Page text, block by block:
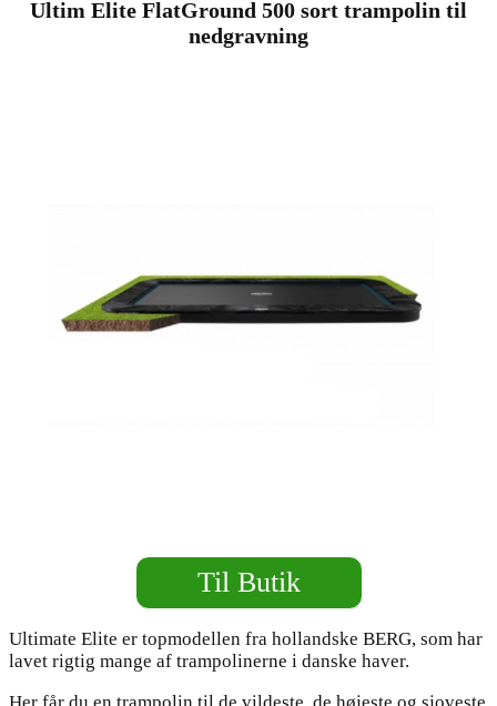
Ultim Elite FlatGround 500 sort trampolin til
nedgravning
Til Butik
Ultimate Elite er topmodellen fra hollandske BERG, som har
lavet rigtig mange af trampolinerne i danske haver.